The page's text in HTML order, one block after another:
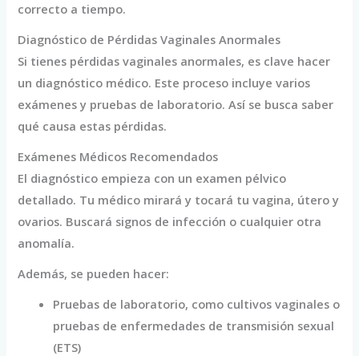
correcto a tiempo.
Diagnóstico de Pérdidas Vaginales Anormales
Si tienes pérdidas vaginales anormales, es clave hacer
un diagnóstico médico. Este proceso incluye varios
exámenes y pruebas de laboratorio. Así se busca saber
qué causa estas pérdidas.
Exámenes Médicos Recomendados
El diagnóstico empieza con un examen pélvico
detallado. Tu médico mirará y tocará tu vagina, útero y
ovarios. Buscará signos de infección o cualquier otra
anomalía.
Además, se pueden hacer:
Pruebas de laboratorio, como cultivos vaginales o
pruebas de enfermedades de transmisión sexual
(ETS)